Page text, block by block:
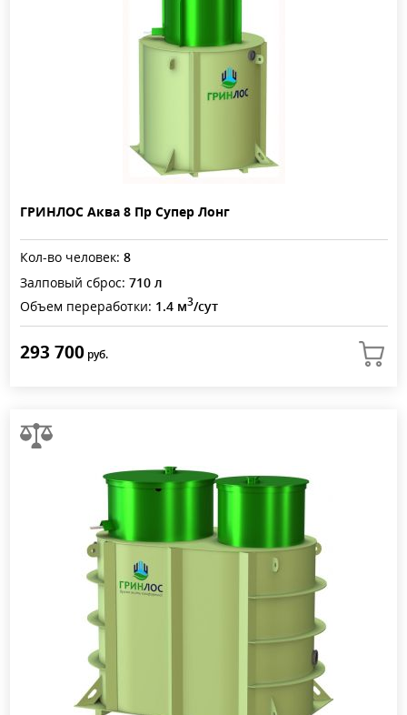
ГРИНЛОС Аква 8 Пр Супер Лонг
Кол-во человек: 8
Залповый сброс: 710 л
Объем переработки: 1.4 м3/сут
293 700руб.